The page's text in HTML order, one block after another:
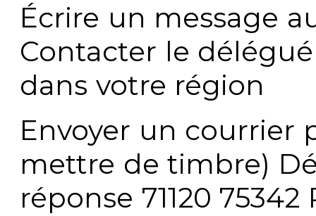
Écrire un message
Contacter le
dans votre région
Envoyer un courrier
mettre de timbre)
réponse 71120 75342